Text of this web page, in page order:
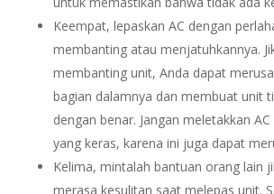
Keempat, lepaskan AC dengan
membanting atau menjatuhkannya.
membanting unit, Anda dapat
bagian dalamnya dan membuat unit
dengan benar. Jangan meletakkan
yang keras, karena ini juga dapat
Kelima, mintalah bantuan orang lain
merasa kesulitan saat melepas unit.